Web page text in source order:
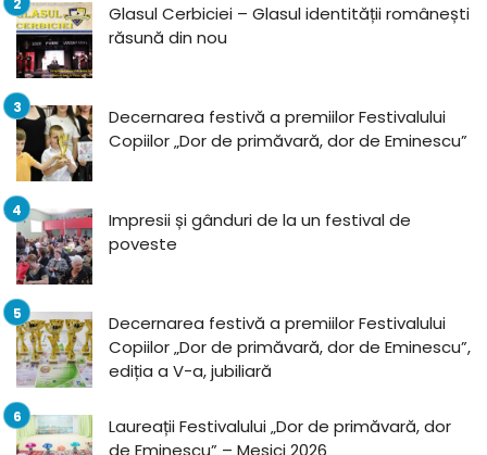
Glasul Cerbiciei – Glasul identității românești
răsună din nou
Decernarea festivă a premiilor Festivalului
Copiilor „Dor de primăvară, dor de Eminescu”
Impresii și gânduri de la un festival de
poveste
Decernarea festivă a premiilor Festivalului
Copiilor „Dor de primăvară, dor de Eminescu”,
ediția a V-a, jubiliară
Laureații Festivalului „Dor de primăvară, dor
de Eminescu” – Mesici 2026